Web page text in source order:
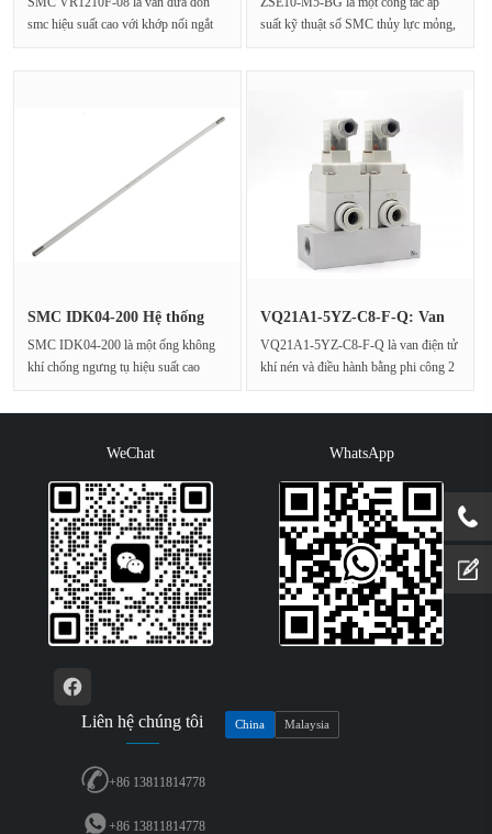
smc hiệu suất cao với khớp nối ngắt
suất kỹ thuật số SMC thủy lực mỏng,
SMC IDK04-200 Hệ thống
SMC IDK04-200 là một ống không
khí chống ngưng tụ hiệu suất cao
VQ21A1-5YZ-C8-F-Q: Van
VQ21A1-5YZ-C8-F-Q là van điện tử
khí nén và điều hành bằng phi công 2
WeChat WhatsApp
Liên hệ chúng tôi China Malaysia
+86 13811814778
+86 13811814778